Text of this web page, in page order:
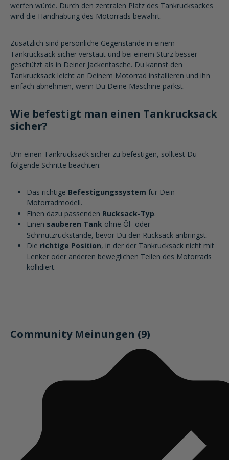
werfen würde. Durch den zentralen Platz des Tankrucksackes
wird die Handhabung des Motorrads bewahrt.
Zusätzlich sind persönliche Gegenstände in einem
Tankrucksack sicher verstaut und bei einem Sturz besser
geschützt als in Deiner Jackentasche. Du kannst den
Tankrucksack leicht an Deinem Motorrad installieren und ihn
einfach abnehmen, wenn Du Deine Maschine parkst.
Wie befestigt man einen Tankrucksack
sicher?
Um einen Tankrucksack sicher zu befestigen, solltest Du
folgende Schritte beachten:
Das richtige Befestigungssystem für Dein
Motorradmodell.
Einen dazu passenden Rucksack-Typ.
Einen sauberen Tank ohne Öl- oder
Schmutzrückstände, bevor Du den Rucksack anbringst.
Die richtige Position, in der der Tankrucksack nicht mit
Lenker oder anderen beweglichen Teilen des Motorrads
kollidiert.
Community Meinungen (9)